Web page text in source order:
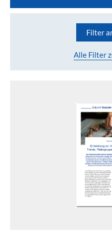
Filter
Alle Filter